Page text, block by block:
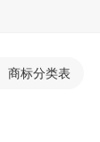
商标分类表